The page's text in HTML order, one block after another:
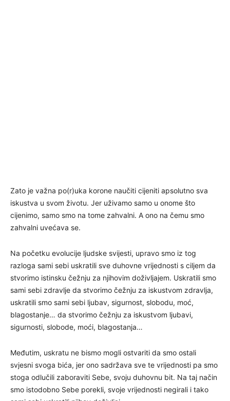
Zato je važna po(r)uka korone naučiti cijeniti apsolutno sva
iskustva u svom životu. Jer uživamo samo u onome što
cijenimo, samo smo na tome zahvalni. A ono na čemu smo
zahvalni uvećava se.
Na početku evolucije ljudske svijesti, upravo smo iz tog
razloga sami sebi uskratili sve duhovne vrijednosti s ciljem da
stvorimo istinsku čežnju za njihovim doživljajem. Uskratili smo
sami sebi zdravlje da stvorimo čežnju za iskustvom zdravlja,
uskratili smo sami sebi ljubav, sigurnost, slobodu, moć,
blagostanje… da stvorimo čežnju za iskustvom ljubavi,
sigurnosti, slobode, moći, blagostanja…
Međutim, uskratu ne bismo mogli ostvariti da smo ostali
svjesni svoga bića, jer ono sadržava sve te vrijednosti pa smo
stoga odlučili zaboraviti Sebe, svoju duhovnu bit. Na taj način
smo istodobno Sebe porekli, svoje vrijednosti negirali i tako